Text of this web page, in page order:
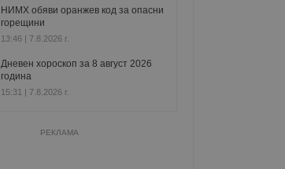
НИМХ обяви оранжев код за опасни
горещини
13:46 | 7.8.2026 г.
Дневен хороскоп за 8 август 2026
година
15:31 | 7.8.2026 г.
РЕКЛАМА